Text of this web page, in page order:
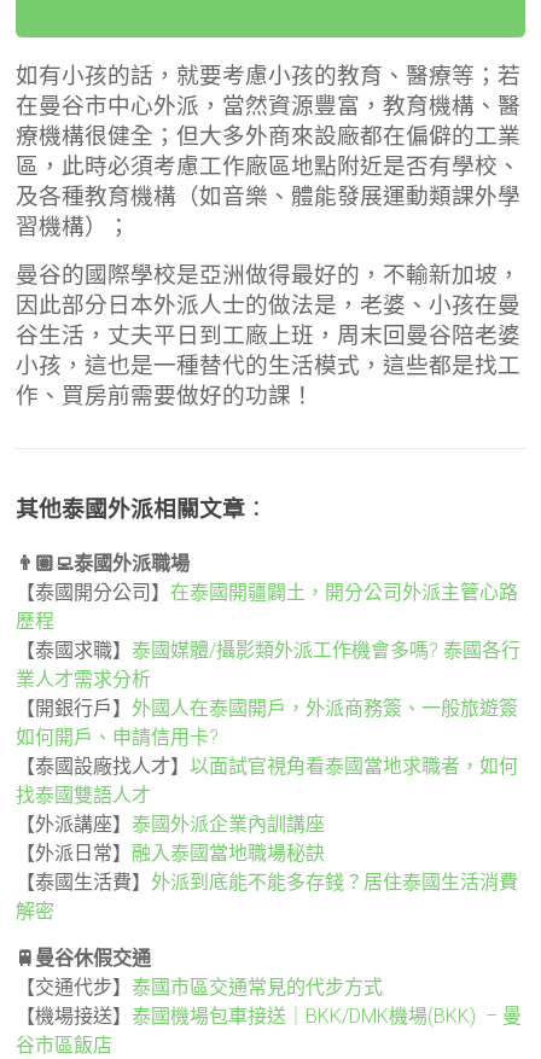
如有小孩的話，就要考慮小孩的教育、醫療等；若
在曼谷市中心外派，當然資源豐富，教育機構、醫
療機構很健全；但大多外商來設廠都在偏僻的工業
區，此時必須考慮工作廠區地點附近是否有學校、
及各種教育機構（如音樂、體能發展運動類課外學
習機構）；
曼谷的國際學校是亞洲做得最好的，不輸新加坡，
因此部分日本外派人士的做法是，老婆、小孩在曼
谷生活，丈夫平日到工廠上班，周末回曼谷陪老婆
小孩，這也是一種替代的生活模式，這些都是找工
作、買房前需要做好的功課！
其他泰國外派相關文章 ：
👨🏽‍💻泰國外派職場
【泰國開分公司】在泰國開疆闢土，開分公司外派主管心路
歷程
【泰國求職】泰國媒體/攝影類外派工作機會多嗎? 泰國各行
業人才需求分析
【開銀行戶】外國人在泰國開戶，外派商務簽、一般旅遊簽
如何開戶、申請信用卡?
【泰國設廠找人才】以面試官視角看泰國當地求職者，如何
找泰國雙語人才
【外派講座】泰國外派企業內訓講座
【外派日常】 融入泰國當地職場秘訣
【泰國生活費】外派到底能不能多存錢？居住泰國生活消費
解密
🚆曼谷休假交通
【交通代步】泰國市區交通常見的代步方式
【機場接送】泰國機場包車接送｜BKK/DMK機場(BKK) – 曼
谷市區飯店